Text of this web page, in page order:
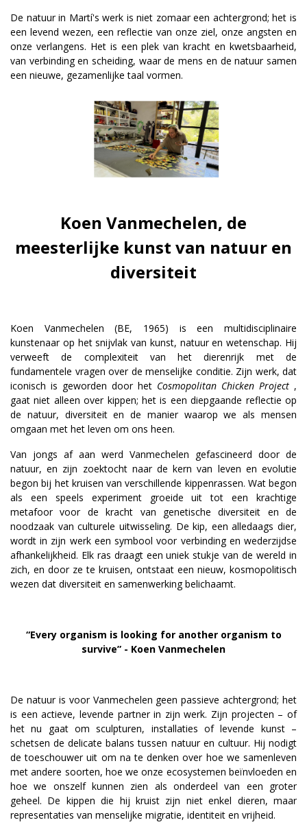
De natuur in Martí's werk is niet zomaar een achtergrond; het is
een levend wezen, een reflectie van onze ziel, onze angsten en
onze verlangens. Het is een plek van kracht en kwetsbaarheid,
van verbinding en scheiding, waar de mens en de natuur samen
een nieuwe, gezamenlijke taal vormen.
Koen Vanmechelen, de
meesterlijke kunst van natuur en
diversiteit
Koen Vanmechelen (BE, 1965) is een multidisciplinaire
kunstenaar op het snijvlak van kunst, natuur en wetenschap. Hij
verweeft de complexiteit van het dierenrijk met de
fundamentele vragen over de menselijke conditie. Zijn werk, dat
iconisch is geworden door het Cosmopolitan Chicken Project ,
gaat niet alleen over kippen; het is een diepgaande reflectie op
de natuur, diversiteit en de manier waarop we als mensen
omgaan met het leven om ons heen.
Van jongs af aan werd Vanmechelen gefascineerd door de
natuur, en zijn zoektocht naar de kern van leven en evolutie
begon bij het kruisen van verschillende kippenrassen. Wat begon
als een speels experiment groeide uit tot een krachtige
metafoor voor de kracht van genetische diversiteit en de
noodzaak van culturele uitwisseling. De kip, een alledaags dier,
wordt in zijn werk een symbool voor verbinding en wederzijdse
afhankelijkheid. Elk ras draagt een uniek stukje van de wereld in
zich, en door ze te kruisen, ontstaat een nieuw, kosmopolitisch
wezen dat diversiteit en samenwerking belichaamt.
“Every organism is looking for another organism to
survive” - Koen Vanmechelen
De natuur is voor Vanmechelen geen passieve achtergrond; het
is een actieve, levende partner in zijn werk. Zijn projecten – of
het nu gaat om sculpturen, installaties of levende kunst –
schetsen de delicate balans tussen natuur en cultuur. Hij nodigt
de toeschouwer uit om na te denken over hoe we samenleven
met andere soorten, hoe we onze ecosystemen beïnvloeden en
hoe we onszelf kunnen zien als onderdeel van een groter
geheel. De kippen die hij kruist zijn niet enkel dieren, maar
representaties van menselijke migratie, identiteit en vrijheid.